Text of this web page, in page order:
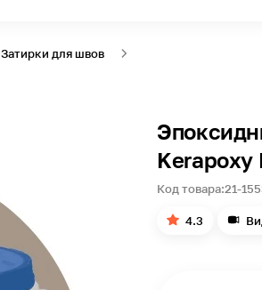
Затирки для швов
Kerapoxy
Код товара:21-
4.3